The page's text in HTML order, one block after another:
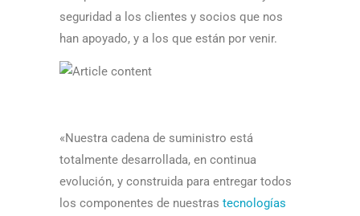
seguridad a los clientes y socios que nos
han apoyado, y a los que están por venir.
«Nuestra cadena de suministro está
totalmente desarrollada, en continua
evolución, y construida para entregar todos
los componentes de nuestras tecnologías